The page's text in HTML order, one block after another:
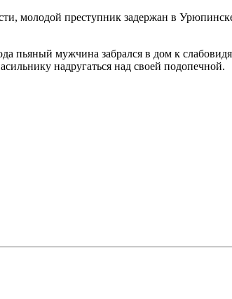
молодой преступник задержан в
пьяный мужчина забрался в дом к
надругаться над своей подопечной.